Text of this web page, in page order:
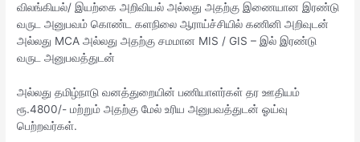
விலங்கியல்/ இயற்கை அறிவியல் அல்லது அதற்கு இணையான இரண்டு
வருட அனுபவம் கொண்ட களநிலை ஆராய்ச்சியில் கணினி அறிவுடன்
அல்லது MCA அல்லது அதற்கு சமமான MIS / GIS – இல் இரண்டு
வருட அனுபவத்துடன்
அல்லது தமிழ்நாடு வனத்துறையின் பணியாளர்கள் தர ஊதியம்
ரூ.4800/- மற்றும் அதற்கு மேல் உரிய அனுபவத்துடன் ஓய்வு
பெற்றவர்கள்.